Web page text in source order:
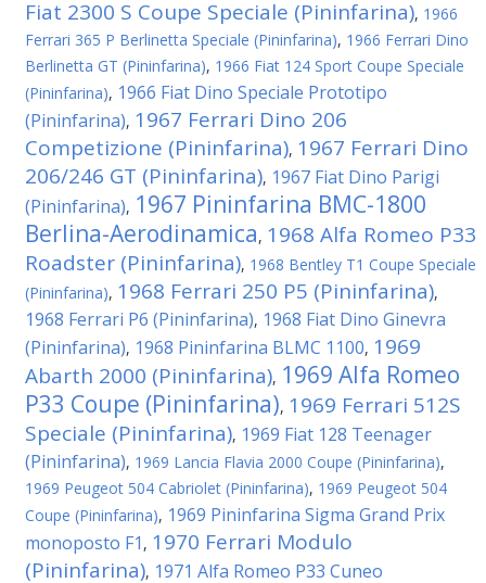
Fiat 2300 S Coupe Speciale (Pininfarina), 1966
Ferrari 365 P Berlinetta Speciale (Pininfarina), 1966 Ferrari Dino
Berlinetta GT (Pininfarina), 1966 Fiat 124 Sport Coupe Speciale
(Pininfarina), 1966 Fiat Dino Speciale Prototipo
(Pininfarina), 1967 Ferrari Dino 206
Competizione (Pininfarina), 1967 Ferrari Dino
206/246 GT (Pininfarina), 1967 Fiat Dino Parigi
(Pininfarina), 1967 Pininfarina BMC-1800
Berlina-Aerodinamica, 1968 Alfa Romeo P33
Roadster (Pininfarina), 1968 Bentley T1 Coupe Speciale
(Pininfarina), 1968 Ferrari 250 P5 (Pininfarina),
1968 Ferrari P6 (Pininfarina), 1968 Fiat Dino Ginevra
(Pininfarina), 1968 Pininfarina BLMC 1100, 1969
Abarth 2000 (Pininfarina), 1969 Alfa Romeo
P33 Coupe (Pininfarina), 1969 Ferrari 512S
Speciale (Pininfarina), 1969 Fiat 128 Teenager
(Pininfarina), 1969 Lancia Flavia 2000 Coupe (Pininfarina),
1969 Peugeot 504 Cabriolet (Pininfarina), 1969 Peugeot 504
Coupe (Pininfarina), 1969 Pininfarina Sigma Grand Prix
monoposto F1 , 1970 Ferrari Modulo
(Pininfarina), 1971 Alfa Romeo P33 Cuneo